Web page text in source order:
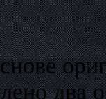
два